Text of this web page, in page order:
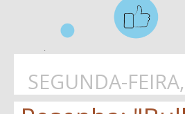
SEGUNDA-